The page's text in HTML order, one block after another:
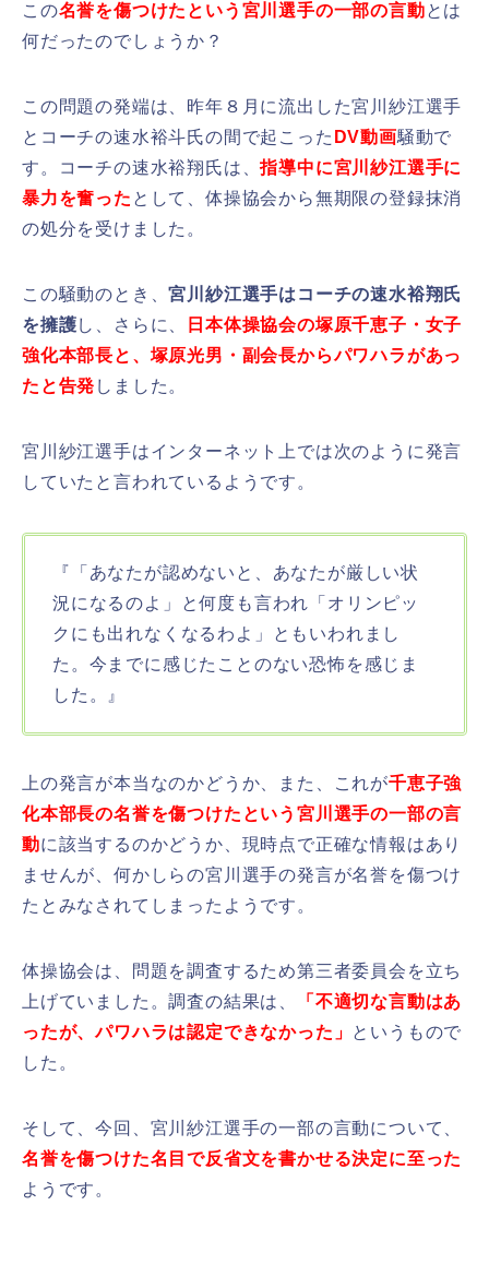
この名誉を傷つけたという宮川選手の一部の言動とは
何だったのでしょうか？
この問題の発端は、昨年８月に流出した宮川紗江選手
とコーチの速水裕斗氏の間で起こった DV動画騒動で
す。コーチの速水裕翔氏は、指導中に宮川紗江選手に
暴力を奮った として、体操協会から無期限の登録抹消
の処分を受けました。
この騒動のとき、宮川紗江選手はコーチの速水裕翔氏
を擁護し、さらに、
日本体操協会の塚原千恵子・女子
強化本部長と、塚原光男・副会長からパワハラがあっ
たと告発 しました。
宮川紗江選手はインターネット上では次のように発言
していたと言われているようです。
『「あなたが認めないと、あなたが厳しい状
況になるのよ」と何度も言われ「オリンピッ
クにも出れなくなるわよ」ともいわれまし
た。今までに感じたことのない恐怖を感じま
した。』
上の発言が本当なのかどうか、また、これが千恵子強
化本部長の名誉を傷つけたという宮川選手の一部の言
動に該当するのかどうか、現時点で正確な情報はあり
ませんが、何かしらの宮川選手の発言が名誉を傷つけ
たとみなされてしまったようです。
体操協会は、問題を調査するため第三者委員会を立ち
上げていました。調査の結果は、
「不適切な言動はあ
ったが、パワハラは認定できなかった」 というもので
した。
そして、今回、宮川紗江選手の一部の言動について、
名誉を傷つけた名目で反省文を書かせる決定に至った
ようです。